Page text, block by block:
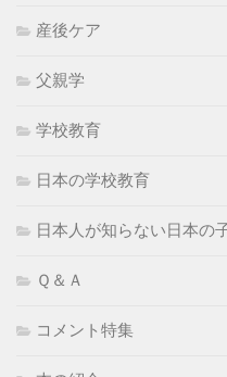
産後ケア
父親学
学校教育
日本の学校教育
日本人が知らない日本の
Ｑ＆Ａ
コメント特集